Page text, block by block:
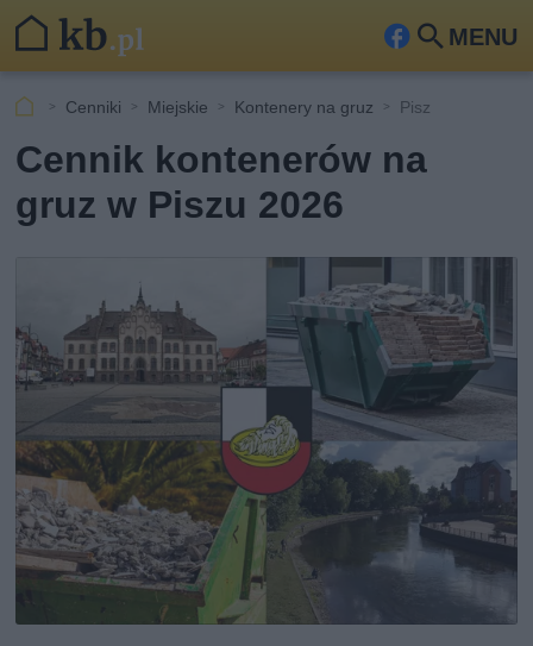
MENU
Fa
ook
Szu
kaj
Cenniki Miejskie Kontenery na gruz Pisz
Cennik kontenerów na
gruz w Piszu 2026